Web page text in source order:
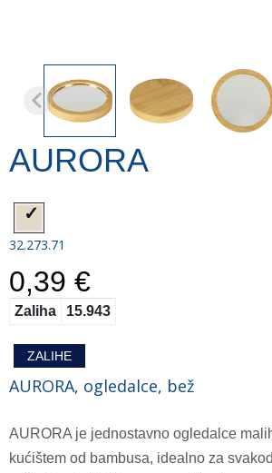
AURORA
32.273.71
0,39 €
Zaliha 15.943
ZALIHE
AURORA, ogledalce, bež
AURORA je jednostavno ogledalce
kućištem od bambusa, idealno za